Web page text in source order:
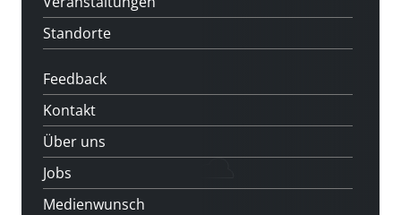
Standorte
Feedback
Kontakt
Über uns
Jobs
Medienwunsch